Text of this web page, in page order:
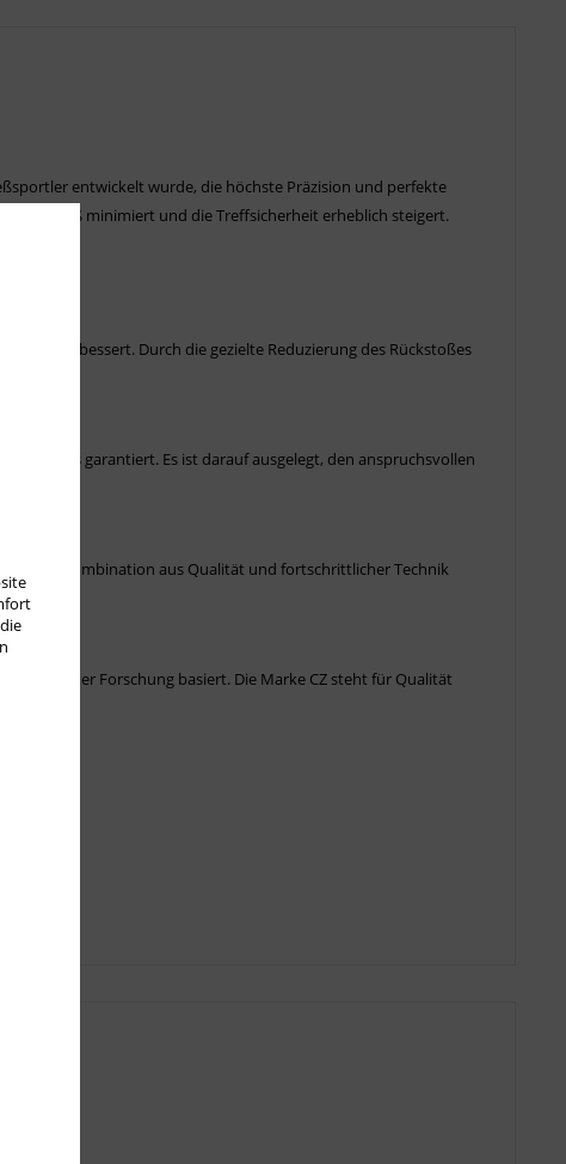
entwickelt wurde, die höchste Präzision und perfekte
Rückstoß minimiert und die Treffsicherheit erheblich steigert.
verbessert. Durch die gezielte Reduzierung des Rückstoßes
garantiert. Es ist darauf ausgelegt, den anspruchsvollen
Diese Kombination aus Qualität und fortschrittlicher Technik
Forschung basiert. Die Marke CZ steht für Qualität